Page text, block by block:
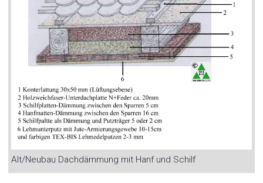
Alt/Neubau Dachdämmung mit Hanf und Schilf